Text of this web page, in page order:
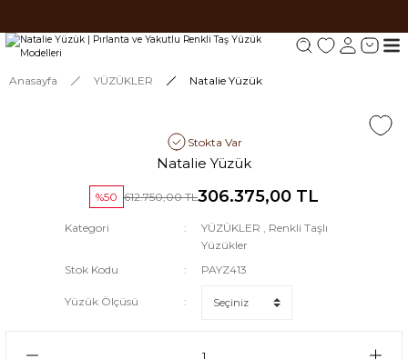
Tüm siparişlerde 1000 TL ve üzeri ücretsiz kargo. #3
Anasayfa YÜZÜKLER Natalie Yüzük
Stokta Var
Natalie Yüzük
%50 612.750,00 TL306.375,00 TL
Kategori YÜZÜKLER , Renkli Taşlı
Yüzükler
Stok Kodu
PAYZ413
Yüzük Ölçüsü